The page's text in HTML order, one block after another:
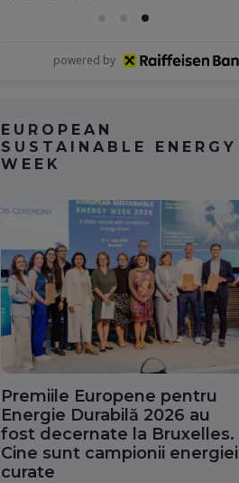
powered by
EUROPEAN
SUSTAINABLE ENERGY
WEEK
Premiile Europene pentru
Energie Durabilă 2026 au
fost decernate la Bruxelles.
Cine sunt campionii energiei
curate